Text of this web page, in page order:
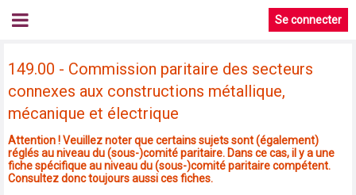
Se connecter
149.00 - Commission paritaire des secteurs
connexes aux constructions métallique,
mécanique et électrique
Attention ! Veuillez noter que certains sujets sont (également)
réglés au niveau du (sous-)comité paritaire. Dans ce cas, il y a une
fiche spécifique au niveau du (sous-)comité paritaire compétent.
Consultez donc toujours aussi ces fiches.